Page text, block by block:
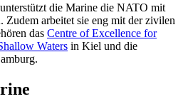
die Marine die NATO mit
Zudem arbeitet sie eng mit der zivilen
das Centre of Excellence for
Waters in Kiel und die